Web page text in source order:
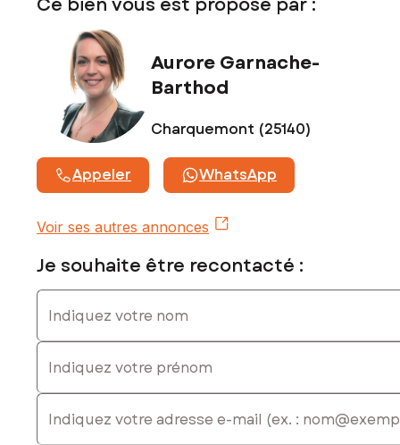
BARTHOD, Tél. : 0631959426, E-mail : aurore.garnache-
barthod@safti.fr - EI - Agent commercial immatriculé au
RSAC de Besançon sous le numéro 902 392 679
Ce bien vous est proposé par :
Aurore Garnache-
Barthod
Charquemont (25140)
Appeler WhatsApp
Voir ses autres annonces
Je souhaite être recontacté :
Indiquez votre nom
Indiquez votre prénom
E-mail